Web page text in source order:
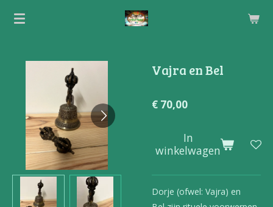
Ga
Vajra en Bel
€ 70,00
In
winkelwagen
Dorje (ofwel: Vajra) en